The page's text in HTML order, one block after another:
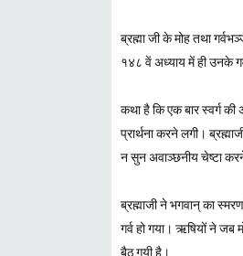
ब्रह्मा जी के मोह तथा
१४८ वें अध्याय में ही उनके
कथा है कि एक बार स्वर्ग
प्रार्थना करने लगी।
न सुन अवाञ्छनीय चेष्टा
ब्रह्माजी ने भगवान्‌ का
गर्व हो गया। ऋषियों ने
बैठ गयी है।